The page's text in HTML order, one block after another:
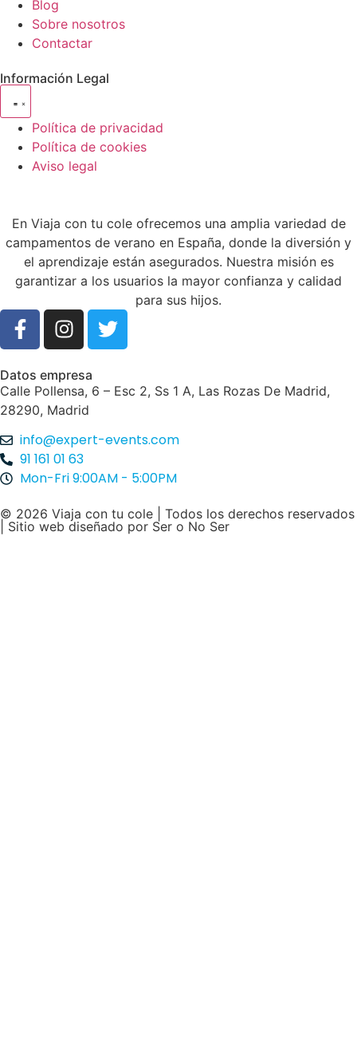
Blog
Sobre nosotros
Contactar
Información Legal
Política de privacidad
Política de cookies
Aviso legal
En Viaja con tu cole ofrecemos una amplia variedad de
campamentos de verano en España, donde la diversión y
el aprendizaje están asegurados. Nuestra misión es
garantizar a los usuarios la mayor confianza y calidad
para sus hijos.
Datos empresa
Calle Pollensa, 6 – Esc 2, Ss 1 A, Las Rozas De Madrid,
28290, Madrid
info@expert-events.com
91 161 01 63
Mon-Fri 9:00AM - 5:00PM
© 2026 Viaja con tu cole | Todos los derechos reservados
| Sitio web diseñado por Ser o No Ser